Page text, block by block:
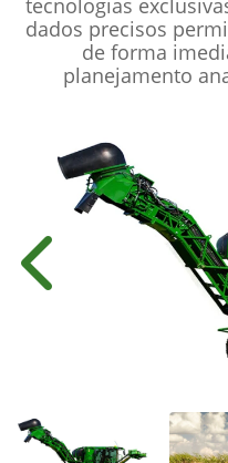
tecnologias
dados precisos
de forma
planejamento
Anterior